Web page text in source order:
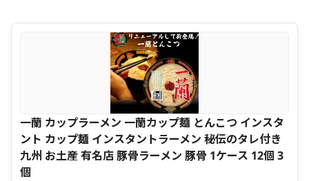
一蘭 カップラーメン 一蘭カップ麺 とんこつ インスタ
ント カップ麺 インスタントラーメン 秘伝のタレ付き
九州 お土産 有名店 豚骨ラーメン 豚骨 1ケース 12個 3
個